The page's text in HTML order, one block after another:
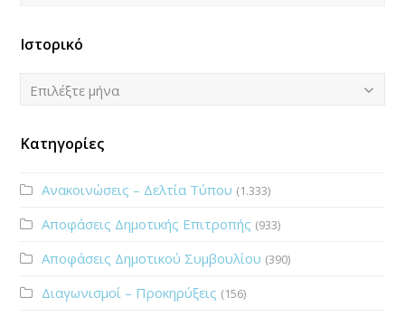
Ιστορικό
Ιστορικό
Επιλέξτε μήνα
Κατηγορίες
Ανακοινώσεις – Δελτία Τύπου (1.333)
Αποφάσεις Δημοτικής Επιτροπής (933)
Αποφάσεις Δημοτικού Συμβουλίου (390)
Διαγωνισμοί – Προκηρύξεις (156)